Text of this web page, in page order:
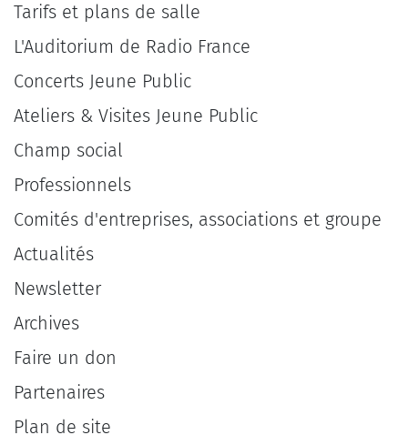
Tarifs et plans de salle
L'Auditorium de Radio France
Concerts Jeune Public
Ateliers & Visites Jeune Public
Champ social
Professionnels
Comités d'entreprises, associations et groupe
Actualités
Newsletter
Archives
Faire un don
Partenaires
Plan de site